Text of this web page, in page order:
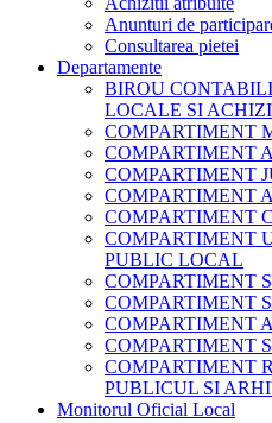
Anunturi de
Consultarea pietei
Departamente
BIROU
LOCALE SI
COMPARTIMENT
COMPARTIMENT
COMPARTIMENT
COMPARTIMENT
COMPARTIMENT
COMPARTIMENT
PUBLIC LOCAL
COMPARTIMENT
COMPARTIMENT
COMPARTIMENT
COMPARTIMENT
COMPARTIMENT
PUBLICUL SI
Monitorul Oficial Local